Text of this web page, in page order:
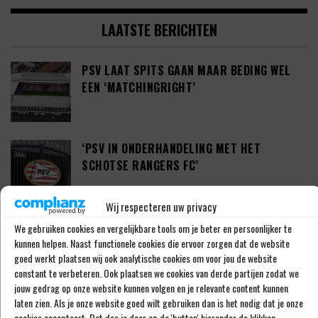
Wij respecteren uw privacy
We gebruiken cookies en vergelijkbare tools om je beter en persoonlijker te
kunnen helpen. Naast functionele cookies die ervoor zorgen dat de website
goed werkt plaatsen wij ook analytische cookies om voor jou de website
constant te verbeteren. Ook plaatsen we cookies van derde partijen zodat we
jouw gedrag op onze website kunnen volgen en je relevante content kunnen
laten zien. Als je onze website goed wilt gebruiken dan is het nodig dat je onze
LAATSTE BERICHTEN
PSV LAAT SPITS GAAN MAAR BEDING WEL
EEN ‘MATCHINGRIGHT’
‘PSV IN ONDERHANDELING MET HET
SCHOTSE RANGERS FC’
‘PSV WIL ZICH GAAN VERSTERKEN MET 29-
JARIGE ADAMA CAMARA’
JOEL DROMMEL (29) TEKENT VOOR VIER